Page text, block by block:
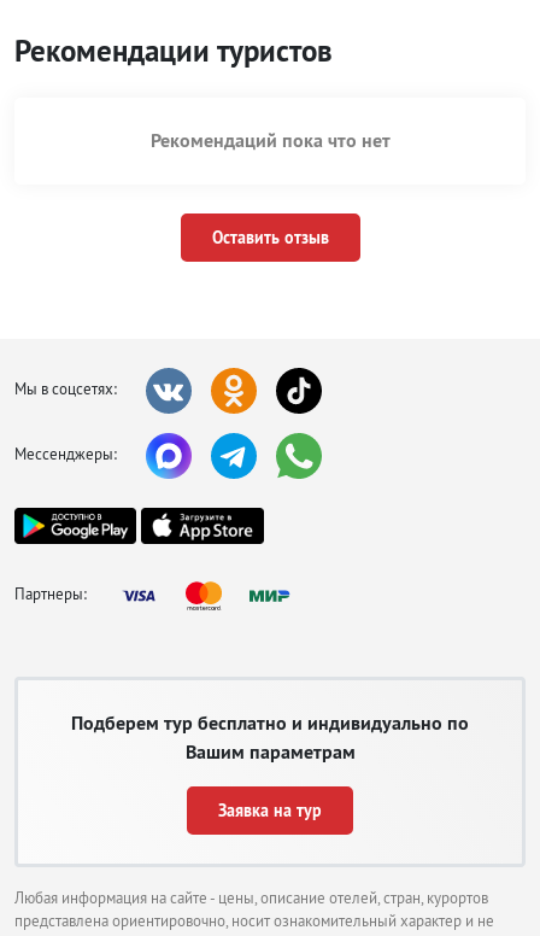
Рекомендации туристов
Рекомендаций пока что нет
Оставить отзыв
Мы в соцсетях:
Мессенджеры:
Партнеры:
Подберем тур бесплатно и индивидуально по
Вашим параметрам
Заявка на тур
Любая информация на сайте - цены, описание отелей, стран, курортов
представлена ориентировочно, носит ознакомительный характер и не